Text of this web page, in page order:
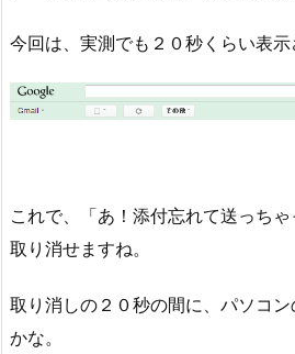
今回は、実測でも２０秒くらい表示
これで、「あ！添付忘れて送っち
取り消せますね。
取り消しの２０秒の間に、パソコ
かな。